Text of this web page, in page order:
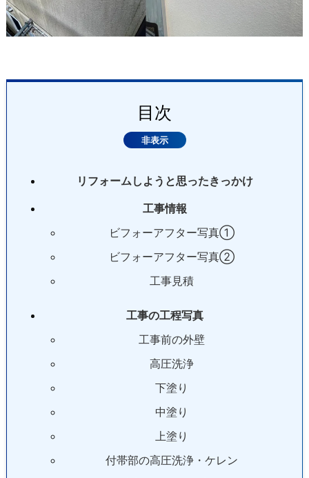
目次
リフォームしようと思ったきっかけ
工事情報
ビフォーアフター写真①
ビフォーアフター写真②
工事見積
工事の工程写真
工事前の外壁
高圧洗浄
下塗り
中塗り
上塗り
付帯部の高圧洗浄・ケレン